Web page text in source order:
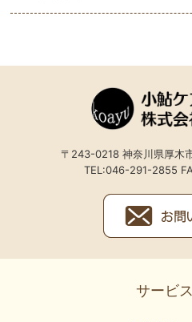
〒243-0218 神奈川県厚木
TEL:046-291-2855
サービ